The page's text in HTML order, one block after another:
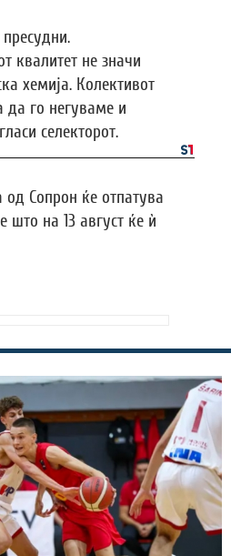
пресудни.
квалитет не значи
хемија. Колективот
го негуваме и
селекторот.
од Сопрон ќе отпатува
што на 13 август ќе ѝ